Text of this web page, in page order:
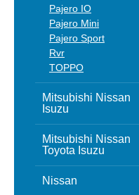
Pajero IO
Pajero Mini
Pajero Sport
Rvr
TOPPO
Mitsubishi Nissan
Isuzu
Mitsubishi Nissan
Toyota Isuzu
Nissan